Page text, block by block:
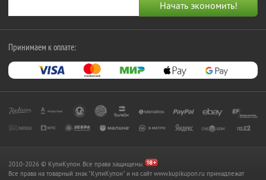
Принимаем к оплате:
2010-2026 © КупиКупон. Все права защищены.
Все права на товарный знак "КупиКупон" и на сайт www.kupikupon.ru принадлежат